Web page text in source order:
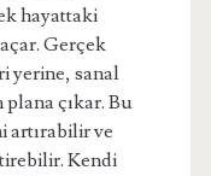
hayattaki
Gerçek
yerine, sanal
çıkar. Bu
artırabilir ve
Kendi